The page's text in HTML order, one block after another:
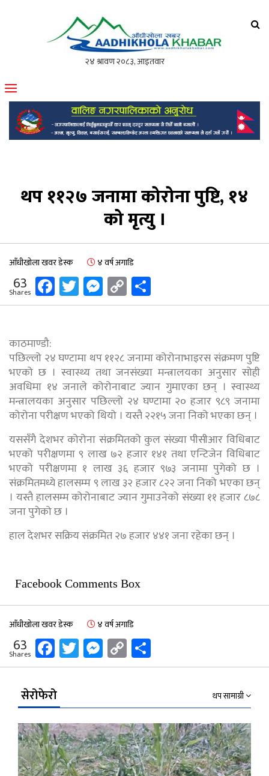
मोफसलकै लोकप्रिय अनलाइन पत्रिका
थप ११२७ जनामा कोरोना पुष्टि, १४
को मृत्यु ।
आँधीखोला खवर डेस्क ४ वर्ष अगाडि
63
Shares Facebook
Twitter
Messenger
Copy
Link
काठमाण्डौ:
पछिल्लो २४ घण्टामा थप ११२८ जनामा कोरोनाभाइरस संक्रमण पुष्टि
भएको छ । स्वास्थ्य तथा जनसंख्या मन्त्रालयका अनुसार सोही
अवधिमा १४ जनाले कोरोनाबाट ज्यान गुमाएका छन् । स्वास्थ्य
मन्त्रालयका अनुसार पछिल्लो २४ घण्टामा २० हजार ९८९ जनामा
कोरोना परीक्षण भएको थियो । यस्तै २२१५ जना निको भएका छन् ।
यससँगै देशभर कोरोना संक्रमितको कुल संख्या पीसीआर विधिबाट
भएको परीक्षणमा ९ लाख ७२ हजार १४१ तथा एन्टिजेन विधिबाट
भएको परीक्षणमा १ लाख ३६ हजार ९७३ जनामा पुगेको छ ।
संक्रमितमध्ये हालसम्म ९ लाख ३२ हजार ८२२ जना निको भएका छन्
। यस्तै हालसम्म कोरोनाबाट ज्यान गुमाउनेको संख्या ११ हजार ८७८
जना पुगेको छ ।
हाल देशभर सक्रिय संक्रमित २७ हजार ४४१ जना रहेका छन् ।
Facebook Comments Box
आँधीखोला खवर डेस्क ४ वर्ष अगाडि
63
Shares Facebook
Twitter
Messenger
Copy
Link
सेरोफेरो थप सामाग्री